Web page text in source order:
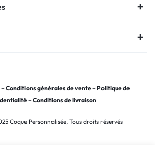
–Conditions générales de vente–Politique de
–Conditions de livraison
Coque Personnalisée, Tous droits réservés